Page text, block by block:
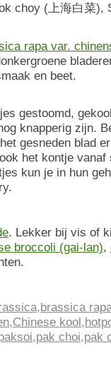
choy (上海白菜),
rapa var.
en beet.
gestoomd,
knapperig zijn.
gesneden blad
het kontje vanaf
kun je in hun
. Lekker bij vis of
broccoli (gai-lan),
,brassica
,Chinese kool,
,pak choi,pak